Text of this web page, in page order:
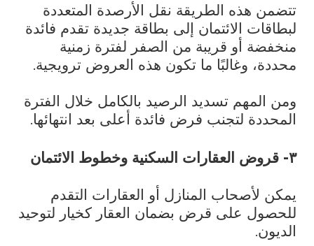
تتضمن هذه الطريقة نقل الأرصدة المتعددة
لبطاقات الائتمان إلى بطاقة جديدة تقدم فائدة
منخفضة أو قريبة من الصفر لفترة زمنية
محددة، وغالبًا ما تكون هذه العروض ترويجية.
ومن المهم تسديد الرصيد بالكامل خلال الفترة
المحددة لتجنب فرض فائدة أعلى بعد انتهائها.
۳- قروض العقارات السكنية وخطوط الائتمان
يمكن لأصحاب المنازل أو العقارات التقدم
للحصول على قرض بضمان العقار كخيار لتوحيد
الديون.